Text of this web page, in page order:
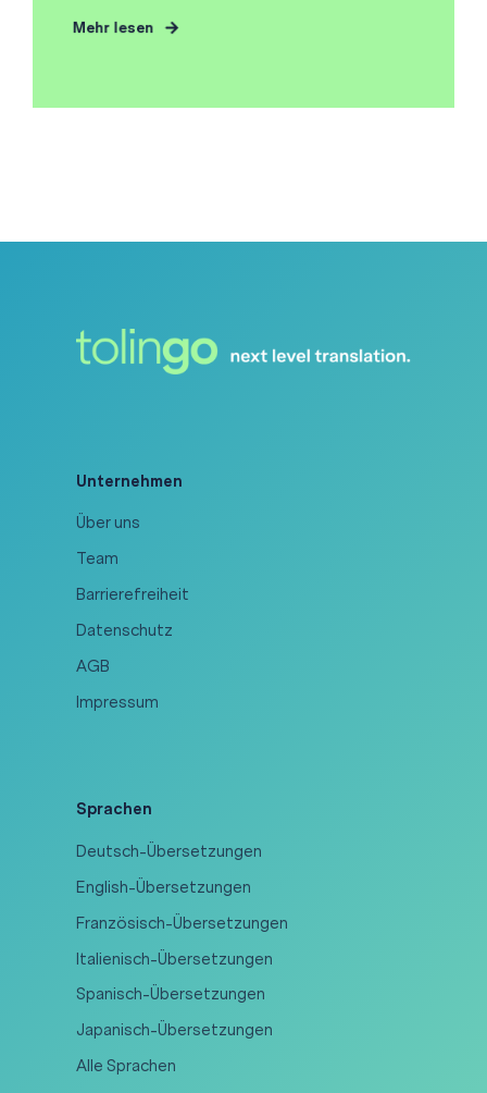
Mehr lesen
Unternehmen
Über uns
Team
Barrierefreiheit
Datenschutz
AGB
Impressum
Sprachen
Deutsch-Übersetzungen
English-Übersetzungen
Französisch-Übersetzungen
Italienisch-Übersetzungen
Spanisch-Übersetzungen
Japanisch-Übersetzungen
Alle Sprachen